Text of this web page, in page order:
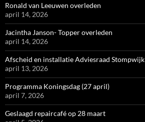
Ronald van Leeuwen overleden
april 14, 2026
Jacintha Janson- Topper overleden
april 14, 2026
Afscheid en installatie Adviesraad Stompwijk
april 13, 2026
Programma Koningsdag (27 april)
april 7, 2026
Geslaagd repaircafé op 28 maart